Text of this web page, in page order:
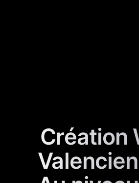
Création